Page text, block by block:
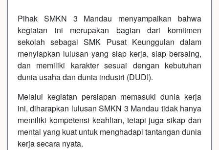
Pihak SMKN 3 Mandau menyampaikan bahwa
kegiatan ini merupakan bagian dari komitmen
sekolah sebagai SMK Pusat Keunggulan dalam
menyiapkan lulusan yang siap kerja, siap bersaing,
dan memiliki karakter sesuai dengan kebutuhan
dunia usaha dan dunia industri (DUDI).
Melalui kegiatan persiapan memasuki dunia kerja
ini, diharapkan lulusan SMKN 3 Mandau tidak hanya
memiliki kompetensi keahlian, tetapi juga sikap dan
mental yang kuat untuk menghadapi tantangan dunia
kerja secara nyata.